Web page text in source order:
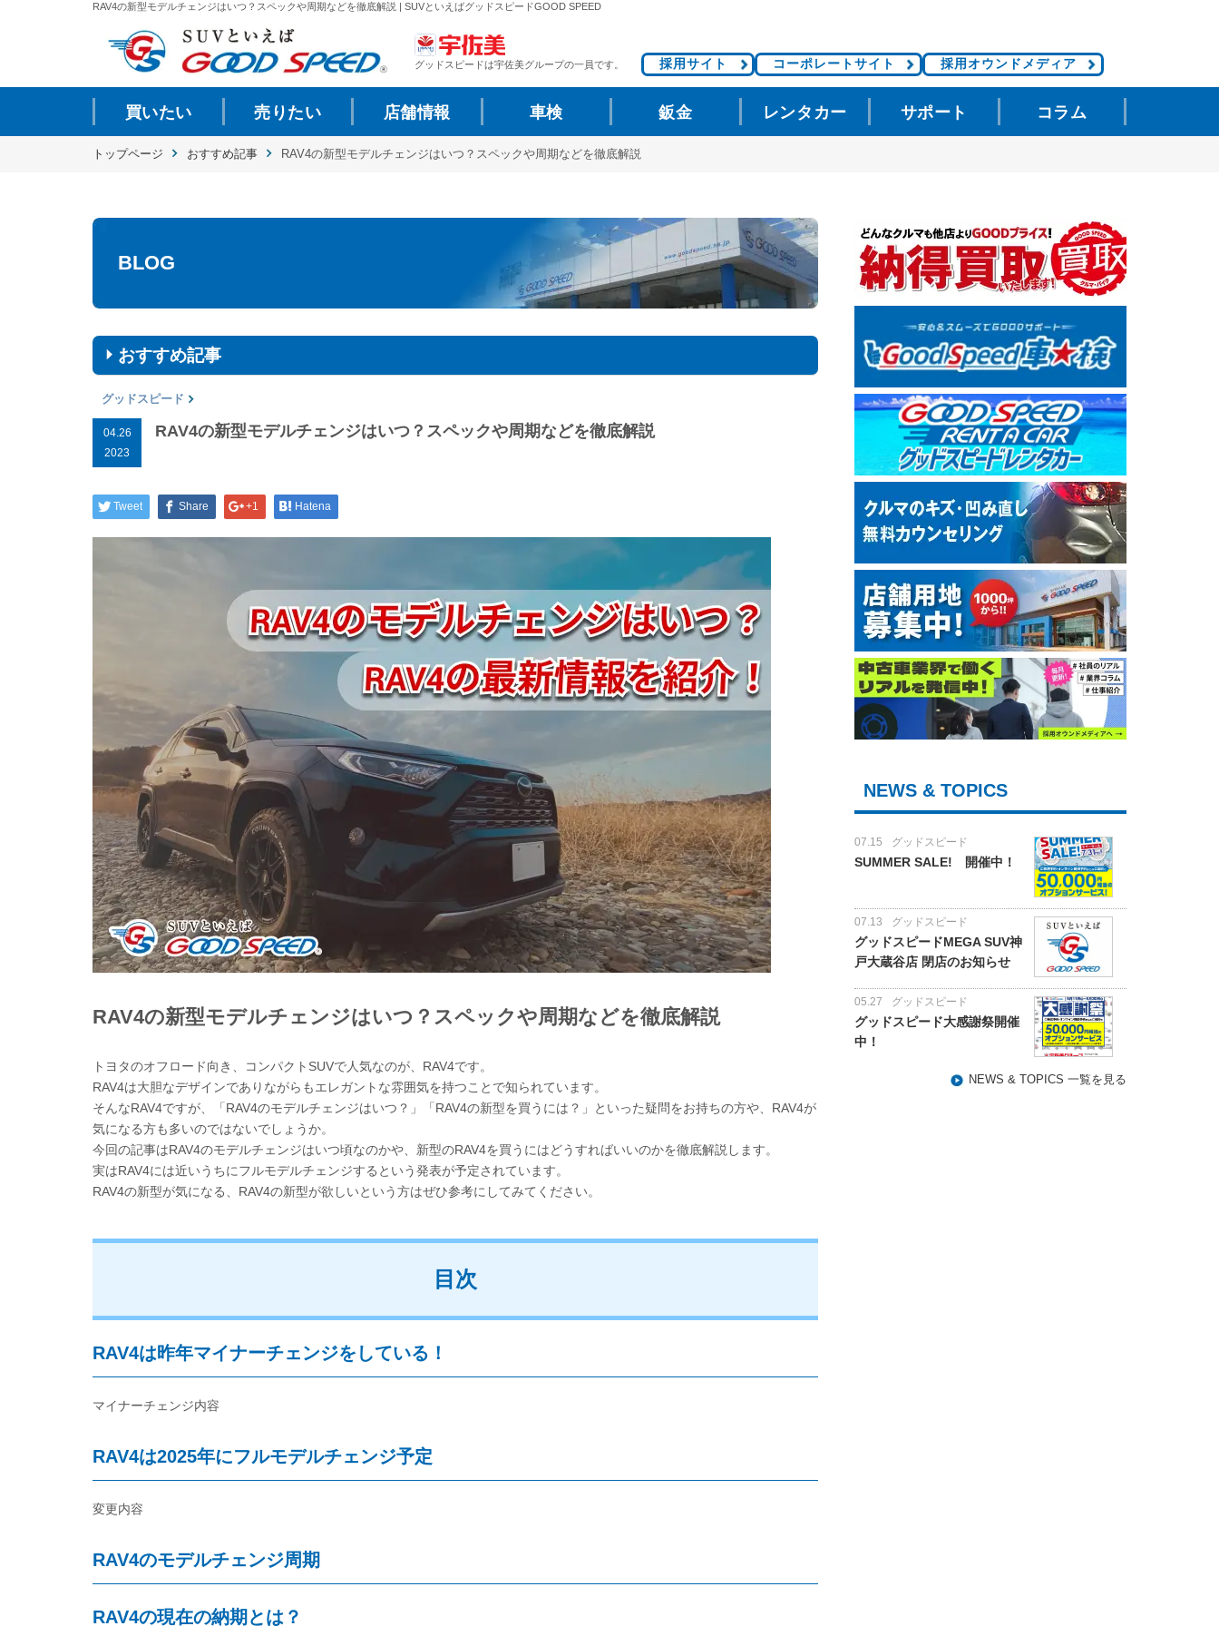
RAV4の新型モデルチェンジはいつ？スペックや周期などを徹底解説 | SUVといえばグッドスピードGOOD SPEED
グッドスピードは宇佐美グループの一員です。 採用サイト コーポレートサイト 採用オウンドメディア
買いたい 売りたい 店舗情報 車検 鈑金 レンタカー サポート コラム
トップページ おすすめ記事 RAV4の新型モデルチェンジはいつ？スペックや周期などを徹底解説
BLOG
おすすめ記事
グッドスピード
04.26
2023
RAV4の新型モデルチェンジはいつ？スペックや周期などを徹底解説
Tweet Share +1 Hatena
RAV4の新型モデルチェンジはいつ？スペックや周期などを徹底解説
トヨタのオフロード向き、コンパクトSUVで人気なのが、RAV4です。
RAV4は大胆なデザインでありながらもエレガントな雰囲気を持つことで知られています。
そんなRAV4ですが、「RAV4のモデルチェンジはいつ？」「RAV4の新型を買うには？」といった疑問をお持ちの方や、RAV4が
気になる方も多いのではないでしょうか。
今回の記事はRAV4のモデルチェンジはいつ頃なのかや、新型のRAV4を買うにはどうすればいいのかを徹底解説します。
実はRAV4には近いうちにフルモデルチェンジするという発表が予定されています。
RAV4の新型が気になる、RAV4の新型が欲しいという方はぜひ参考にしてみてください。
目次
RAV4は昨年マイナーチェンジをしている！
マイナーチェンジ内容
RAV4は2025年にフルモデルチェンジ予定
変更内容
RAV4のモデルチェンジ周期
RAV4の現在の納期とは？
NEWS & TOPICS
07.15 グッドスピード
SUMMER SALE! 開催中！
07.13 グッドスピード
グッドスピードMEGA SUV神
戸大蔵谷店 閉店のお知らせ
05.27 グッドスピード
グッドスピード大感謝祭開催
中！
NEWS & TOPICS 一覧を見る